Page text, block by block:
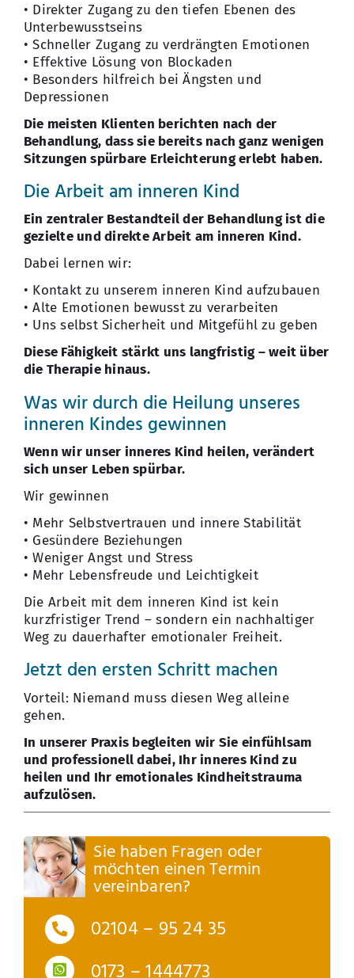
• Direkter Zugang zu den tiefen Ebenen des
Unterbewusstseins
• Schneller Zugang zu verdrängten Emotionen
• Effektive Lösung von Blockaden
• Besonders hilfreich bei Ängsten und
Depressionen
Die meisten Klienten berichten nach der
Behandlung, dass sie bereits nach ganz wenigen
Sitzungen spürbare Erleichterung erlebt haben.
Die Arbeit am inneren Kind
Ein zentraler Bestandteil der Behandlung ist die
gezielte und direkte Arbeit am inneren Kind.
Dabei lernen wir:
• Kontakt zu unserem inneren Kind aufzubauen
• Alte Emotionen bewusst zu verarbeiten
• Uns selbst Sicherheit und Mitgefühl zu geben
Diese Fähigkeit stärkt uns langfristig – weit über
die Therapie hinaus.
Was wir durch die Heilung unseres
inneren Kindes gewinnen
Wenn wir unser inneres Kind heilen, verändert
sich unser Leben spürbar.
Wir gewinnen
• Mehr Selbstvertrauen und innere Stabilität
• Gesündere Beziehungen
• Weniger Angst und Stress
• Mehr Lebensfreude und Leichtigkeit
Die Arbeit mit dem inneren Kind ist kein
kurzfristiger Trend – sondern ein nachhaltiger
Weg zu dauerhafter emotionaler Freiheit.
Jetzt den ersten Schritt machen
Vorteil: Niemand muss diesen Weg alleine
gehen.
In unserer Praxis begleiten wir Sie einfühlsam
und professionell dabei, Ihr inneres Kind zu
heilen und Ihr emotionales Kindheitstrauma
aufzulösen.
Sie haben Fragen oder
möchten einen Termin
vereinbaren?
02104 – 95 24 35